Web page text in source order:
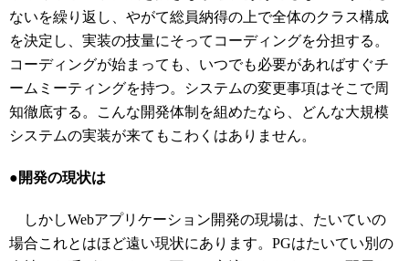
ないを繰り返し、やがて総員納得の上で全体のクラス構成
を決定し、実装の技量にそってコーディングを分担する。
コーディングが始まっても、いつでも必要があればすぐチ
ームミーティングを持つ。システムの変更事項はそこで周
知徹底する。こんな開発体制を組めたなら、どんな大規模
システムの実装が来てもこわくはありません。
●開発の現状は
しかしWebアプリケーション開発の現場は、たいていの
場合これとはほど遠い現状にあります。PGはたいてい別の